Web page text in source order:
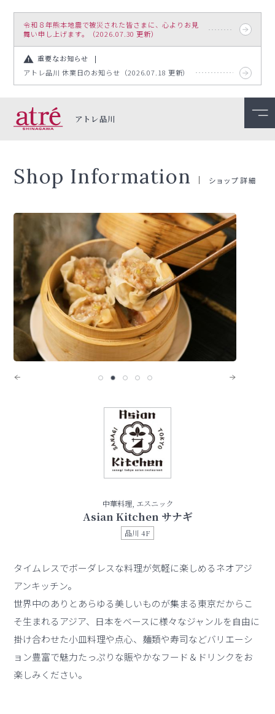
令和８年熊本地震で被災された皆さまに、心よりお見
舞い申し上げます。（2026.07.30 更新）
重要なお知らせ
アトレ品川 休業日のお知らせ（2026.07.18 更新）
アトレ品川
Shop Information ショップ詳細
中華料理, エスニック
Asian Kitchen サナギ
品川 4F
タイムレスでボーダレスな料理が気軽に楽しめるネオアジ
アンキッチン。
世界中のありとあらゆる美しいものが集まる東京だからこ
そ生まれるアジア、日本をベースに様々なジャンルを自由に
掛け合わせた小皿料理や点心、麺類や寿司などバリエーシ
ョン豊富で魅力たっぷりな賑やかなフード＆ドリンクをお
楽しみください。